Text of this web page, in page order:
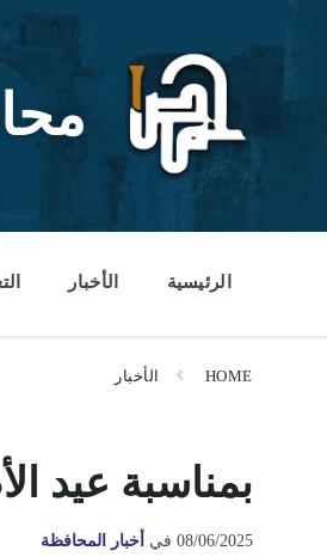
content
الرئيسية الأخبار
HOME الأخبار
بمناسبة عيد
08/06/2025 في أخبار المحافظة